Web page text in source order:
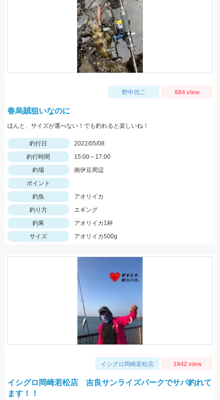
野中功二 684 view
春烏賊狙いなのに
ほんと、サイズが選べない！でも釣れると楽しいね！
釣行日
2022/05/08
釣行時間
15:00～17:00
釣場
南伊豆周辺
ポイント
釣魚
アオリイカ
釣り方
エギング
釣果
アオリイカ1杯
サイズ
アオリイカ500g
イシグロ岡崎若松店 1942 view
イシグロ岡崎若松店 吉良サンライズパークでサバ釣れて
ます！！